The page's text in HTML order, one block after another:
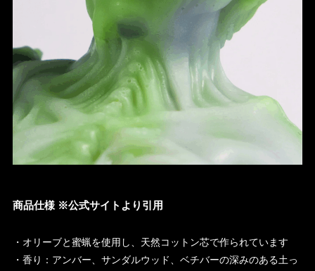
商品仕様 ※公式サイトより引用
・オリーブと蜜蝋を使用し、天然コットン芯で作られています
・香り：アンバー、サンダルウッド、ベチバーの深みのある土っ